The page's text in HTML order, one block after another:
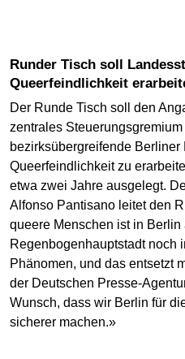
Runder Tisch soll Landesstrategie gegen
Queerfeindlichkeit
Der Runde Tisch soll den
zentrales
bezirksübergreifende
Queerfeindlichkeit zu
etwa zwei Jahre ausgelegt.
Alfonso Pantisano leitet den
queere Menschen ist in Berlin
Regenbogenhauptstadt noch
Phänomen, und das entsetzt
der Deutschen Presse-
Wunsch, dass wir Berlin für
sicherer machen.»